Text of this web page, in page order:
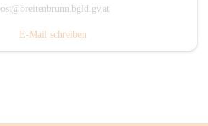
E-Mail schreiben